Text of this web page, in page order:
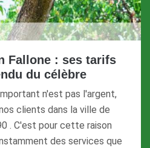
Fallone : ses tarifs
du célèbre
n'est pas l'argent,
clients dans la ville de
. C'est pour cette raison
des services que